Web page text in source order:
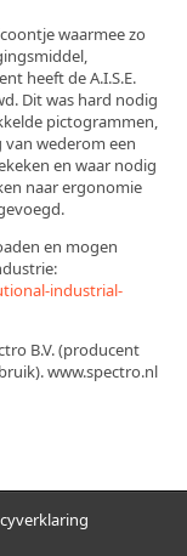
waarmee zo
heeft de A.I.S.E.
Dit was hard nodig
pictogrammen,
wederom een
en waar nodig
naar ergonomie
en mogen
industrial-
B.V. (producent
www.spectro.nl